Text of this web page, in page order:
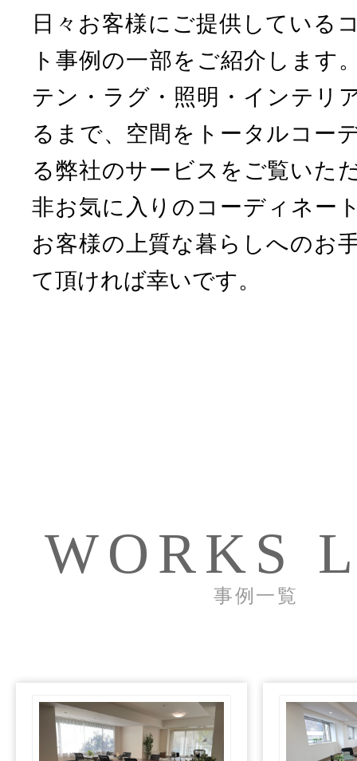
日々お客様にご提供している
ト事例の一部をご紹介します
テン・ラグ・照明・インテリ
るまで、空間をトータルコー
る弊社のサービスをご覧いた
非お気に入りのコーディネー
お客様の上質な暮らしへのお
て頂ければ幸いです。
WORKS
事例一覧